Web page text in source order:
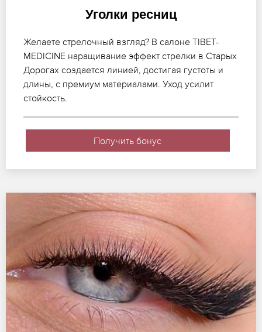
Уголки ресниц
Желаете стрелочный взгляд? В салоне TIBET-
MEDICINE наращивание эффект стрелки в Старых
Дорогах создается линией, достигая густоты и
длины, с премиум материалами. Уход усилит
стойкость.
Получить бонус